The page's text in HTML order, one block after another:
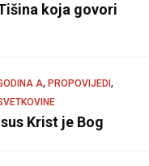
koja govori
A, PROPOVIJEDI ,
Krist je Bog